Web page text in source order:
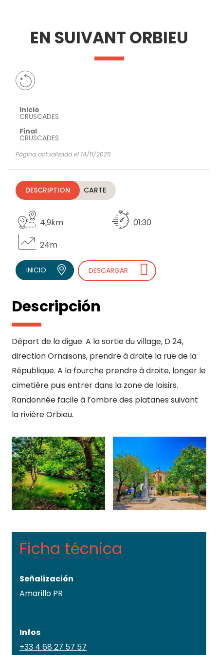
IMPRESCINDIBLES
HACER
INSPIRACIONES
EN SUIVANT ORBIEU
Inicio
CRUSCADES
Final
CRUSCADES
Página actualizada el 14/11/2025
DESCRIPTION CARTE
4,9km
01:30
24m
INICIO DESCARGAR
Descripción
Départ de la digue. A la sortie du village, D 24,
direction Ornaisons, prendre à droite la rue de la
République. A la fourche prendre à droite, longer le
cimetière puis entrer dans la zone de loisirs.
Randonnée facile à l’ombre des platanes suivant
la rivière Orbieu.
Ficha técnica
Señalización
Amarillo PR
Infos
+33 4 68 27 57 57